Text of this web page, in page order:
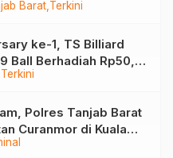
Barat Terkini
Terkini
ke-1, TS Billiard
Ball Berhadiah Rp50,8
Polres Tanjab Barat
Curanmor di Kuala